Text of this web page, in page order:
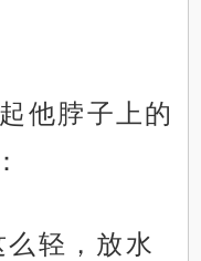
他脖子上的
轻，放水